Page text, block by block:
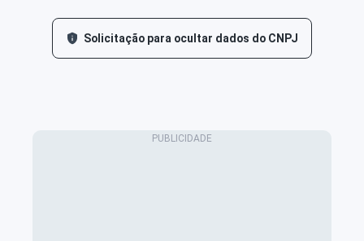
Solicitação para ocultar dados do CNPJ